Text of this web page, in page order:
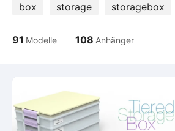
box storage storagebox
91 Modelle 108 Anhänger